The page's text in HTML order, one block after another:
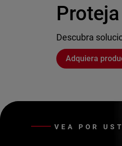
Descubra
Adquiera
VEA POR